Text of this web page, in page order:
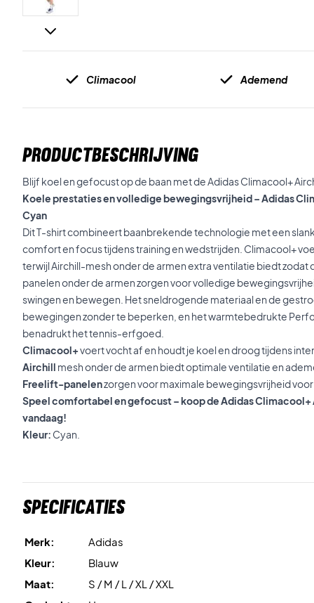
Climacool Ademend
PRODUCTBESCHRIJVING
Blijf koel en gefocust op de baan met de Adidas Climacool+
Koele prestaties en volledige bewegingsvrijheid – Adidas
Cyan
Dit T-shirt combineert baanbrekende technologie met een
comfort en focus tijdens training en wedstrijden. Climacool+
terwijl Airchill-mesh onder de armen extra ventilatie biedt zodat
panelen onder de armen zorgen voor volledige
swingen en bewegen. Het sneldrogende materiaal en de
bewegingen zonder te beperken, en het warmtebedrukte
benadrukt het tennis-erfgoed.
Climacool+voert vocht af en houdt je koel en droog tijdens
Airchill mesh onder de armen biedt optimale ventilatie en
Freelift-panelenzorgen voor maximale bewegingsvrijheid voor
Speel comfortabel en gefocust – koop de Adidas
vandaag!
Kleur: Cyan.
Specificaties
Merk:
Adidas
Kleur:
Blauw
Maat:
S / M / L / XL / XXL